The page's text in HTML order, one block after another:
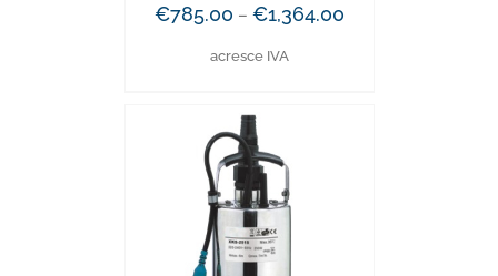
€785.00 – €1,364.00
acresce IVA